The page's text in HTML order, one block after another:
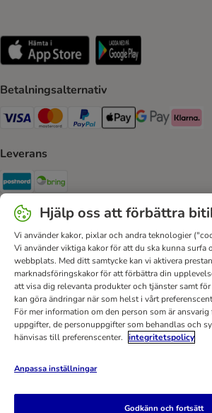
Betalningsalternativ
VISA Payment Method
Mastercard Payment Method
Paypal Payment Method
Apple Pay Payment
Google PayKlarna
Leverans
Postnord Shipping Method
Säker betalning
Security
Hjälp Kontakt Villkor Om företaget
Sekretesspolicy & Dataskydd
Fraktkostnad
bitiba GmbH2026
Hjälp oss att förbättra
Vi använder kakor, pixlar och andra teknologier
Vi använder viktiga kakor för att du ska kunna surfa
webbplats. Med ditt samtycke kan vi aktivera
marknadsföringskakor för att förbättra din
att visa dig relevanta produkter och tjänster samt
kan göra ändringar när som helst i vårt
För mer information om den person som är
uppgifter, de personuppgifter som behandlas och
hänvisas till preferenscenter. integritetspolicy
Anpassa inställningar
Godkänn och fortsätt